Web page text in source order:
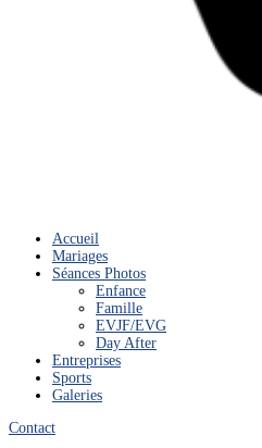
Accueil
Mariages
Séances Photos
Enfance
Famille
EVJF/EVG
Day After
Entreprises
Sports
Galeries
Contact